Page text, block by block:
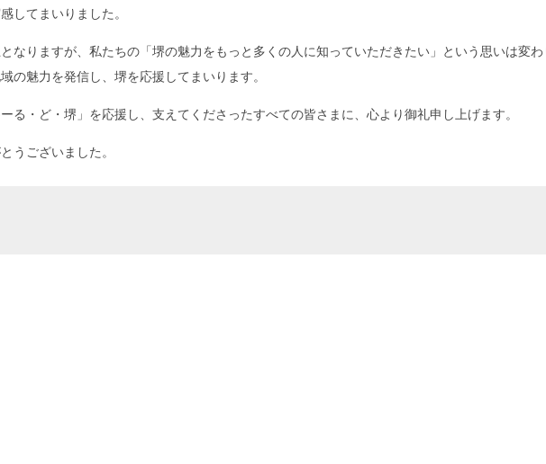
してまいりました。
なりますが、私たちの「堺の魅力をもっと多くの人に知っていただきたい」という思いは変
の魅力を発信し、堺を応援してまいります。
る・ど・堺」を応援し、支えてくださったすべての皆さまに、心より御礼申し上げます。
うございました。